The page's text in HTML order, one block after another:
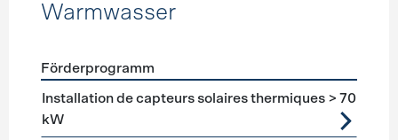
Warmwasser
Förderprogramme Warmwasser
Förderprogramm
Installation de capteurs solaires thermiques > 70
kW